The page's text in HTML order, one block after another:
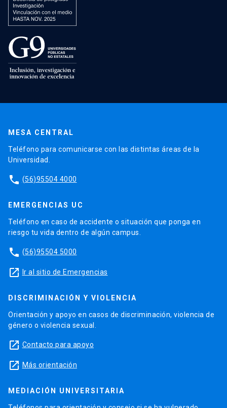
MESA CENTRAL
Teléfono para comunicarse con las distintas áreas de la
Universidad.
phone (56)95504 4000
EMERGENCIAS UC
Teléfono en caso de accidente o situación que ponga en
riesgo tu vida dentro de algún campus.
phone (56)95504 5000
launch Ir al sitio de Emergencias
DISCRIMINACIÓN Y VIOLENCIA
Orientación y apoyo en casos de discriminación, violencia de
género o violencia sexual.
launch Contacto para apoyo
launch Más orientación
MEDIACIÓN UNIVERSITARIA